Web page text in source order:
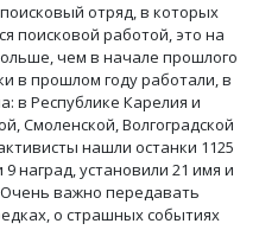
отряд, в которых
поисковой работой, это на
чем в начале прошлого
в прошлом году работали, в
в Республике Карелия и
Смоленской, Волгоградской
нашли останки 1125
наград, установили 21 имя и
важно передавать
о страшных событиях